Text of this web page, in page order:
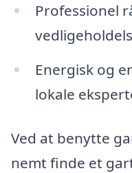
Professionel
Energisk og
lokale
Ved at benytte
nemt finde et